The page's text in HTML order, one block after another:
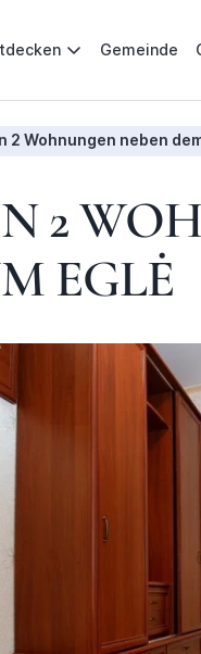
Gemeinde
2 Wohnungen neben
2
EGLĖ